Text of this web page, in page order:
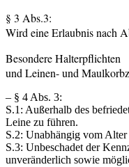
§ 3 Abs.3:
Wird eine Erlaubnis nach
Besondere Halterpflichten
und Leinen- und
– § 4 Abs. 3:
S.1: Außerhalb des
Leine zu führen.
S.2: Unabhängig vom
S.3: Unbeschadet der
unveränderlich sowie